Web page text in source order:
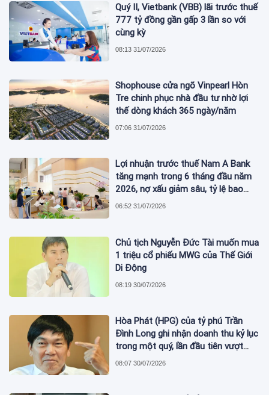
Quý II, Vietbank (VBB) lãi trước thuế
777 tỷ đồng gần gấp 3 lần so với
cùng kỳ
08:13 31/07/2026
Shophouse cửa ngõ Vinpearl Hòn
Tre chinh phục nhà đầu tư nhờ lợi
thế dòng khách 365 ngày/năm
07:06 31/07/2026
Lợi nhuận trước thuế Nam A Bank
tăng mạnh trong 6 tháng đầu năm
2026, nợ xấu giảm sâu, tỷ lệ bao
phủ nợ xấu tăng vượt trội
06:52 31/07/2026
Chủ tịch Nguyễn Đức Tài muốn mua
1 triệu cổ phiếu MWG của Thế Giới
Di Động
08:19 30/07/2026
Hòa Phát (HPG) của tỷ phú Trần
Đình Long ghi nhận doanh thu kỷ lục
trong một quý, lần đầu tiên vượt
mức 2 tỷ USD
08:07 30/07/2026